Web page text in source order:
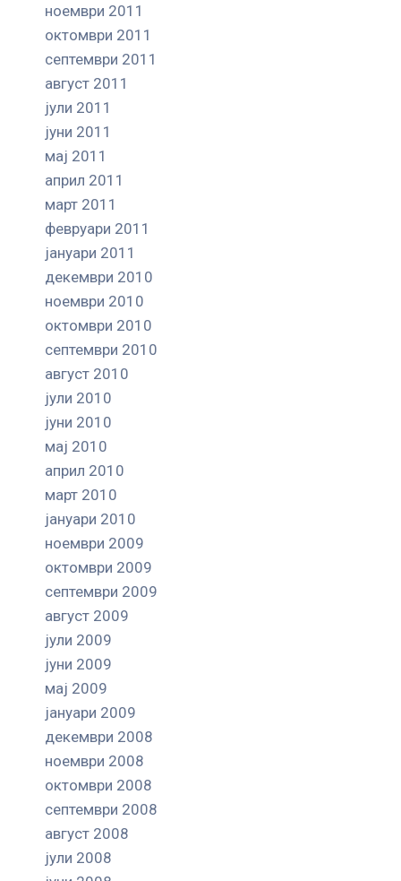
ноември 2011
октомври 2011
септември 2011
август 2011
јули 2011
јуни 2011
мај 2011
април 2011
март 2011
февруари 2011
јануари 2011
декември 2010
ноември 2010
октомври 2010
септември 2010
август 2010
јули 2010
јуни 2010
мај 2010
април 2010
март 2010
јануари 2010
ноември 2009
октомври 2009
септември 2009
август 2009
јули 2009
јуни 2009
мај 2009
јануари 2009
декември 2008
ноември 2008
октомври 2008
септември 2008
август 2008
јули 2008